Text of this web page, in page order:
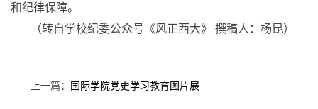
和纪律保障。
（转自学校纪委公众号《风正西大》 撰稿人：杨昆）
上一篇： 国际学院党史学习教育图片展